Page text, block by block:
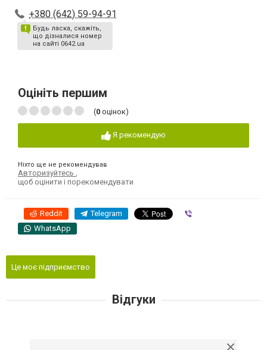
+380 (642) 59-94-91
Будь ласка, скажіть,
що дізналися номер
на сайті 0642.ua
Оцініть першим
(0 оцінок)
Я рекомендую
Ніхто ще не рекомендував
Авторизуйтесь
щоб оцінити і порекомендувати
Reddit Telegram
WhatsApp
Це моє підприємство
Відгуки